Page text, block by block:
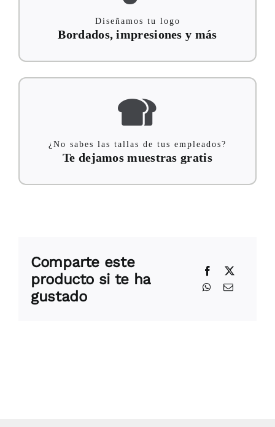
Diseñamos tu logo
Bordados, impresiones y más
¿No sabes las tallas de tus empleados?
Te dejamos muestras gratis
Comparte este
producto si te ha
gustado